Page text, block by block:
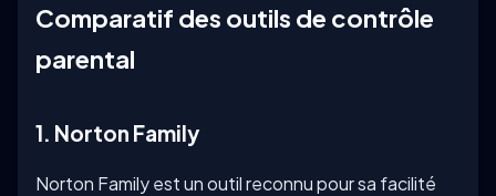
Comparatif des outils de contrôle
parental
1. Norton Family
Norton Family est un outil reconnu pour sa facilité